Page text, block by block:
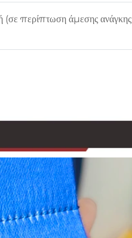
(σε περίπτωση άμεσης ανάγκης